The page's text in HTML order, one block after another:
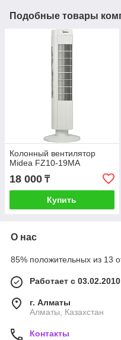
Подобные товары
Колонный вентилятор
Midea FZ10-19MA
18 000 ₸
Купить
О нас
85% положительных из 13
Работает с 03.02.2010
г. Алматы
Алматы, Казахстан
Контакты